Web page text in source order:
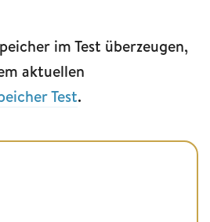
im Test überzeugen,
aktuellen
Test.